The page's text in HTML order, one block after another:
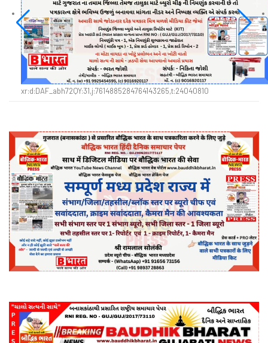
xr:d:DAF_abh72QY:31,j:7614885284764143265,t:24040810